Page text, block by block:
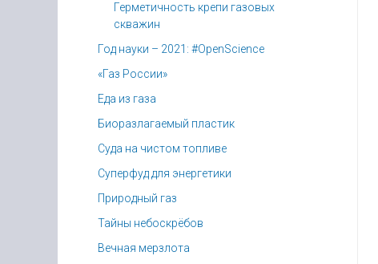
Герметичность крепи газовых
скважин
Год науки – 2021: #OpenScience
«Газ России»
Еда из газа
Биоразлагаемый пластик
Суда на чистом топливе
Суперфуд для энергетики
Природный газ
Тайны небоскрёбов
Вечная мерзлота